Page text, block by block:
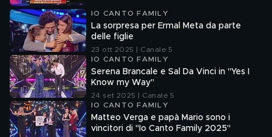
IO CANTO FAMILY
La sorpresa per Ermal Meta da parte
delle figlie
23 ott 2025 | Canale 5
IO CANTO FAMILY
Serena Brancale e Sal Da Vinci in "Yes I
Know my Way"
24 set 2025 | Canale 5
IO CANTO FAMILY
Matteo Verga e papà Mario sono i
vincitori di "Io Canto Family 2025"